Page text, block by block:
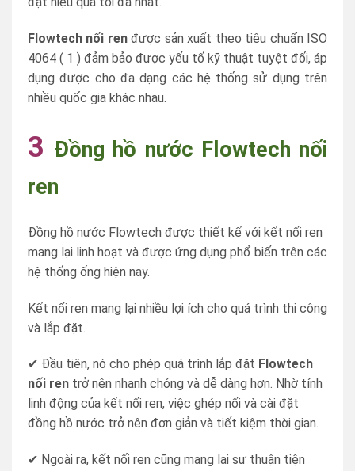
Flowtech nối renđược sản xuất theo tiêu chuẩn ISO
4064 ( 1 ) đảm bảo được yếu tố kỹ thuật tuyệt đối, áp
dụng được cho đa dạng các hệ thống sử dụng trên
nhiều quốc gia khác nhau.
3 Đồng hồ nước Flowtech nối
ren
Đồng hồ nước Flowtech được thiết kế với kết nối ren
mang lại linh hoạt và được ứng dụng phổ biến trên các
hệ thống ống hiện nay.
Kết nối ren mang lại nhiều lợi ích cho quá trình thi công
và lắp đặt.
✔ Đầu tiên, nó cho phép quá trình lắp đặt Flowtech
nối ren trở nên nhanh chóng và dễ dàng hơn. Nhờ tính
linh động của kết nối ren, việc ghép nối và cài đặt
đồng hồ nước trở nên đơn giản và tiết kiệm thời gian.
✔ Ngoài ra, kết nối ren cũng mang lại sự thuận tiện